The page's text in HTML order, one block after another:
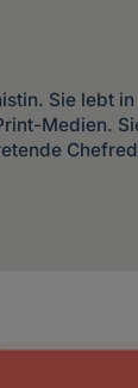
Sie lebt
Medien.